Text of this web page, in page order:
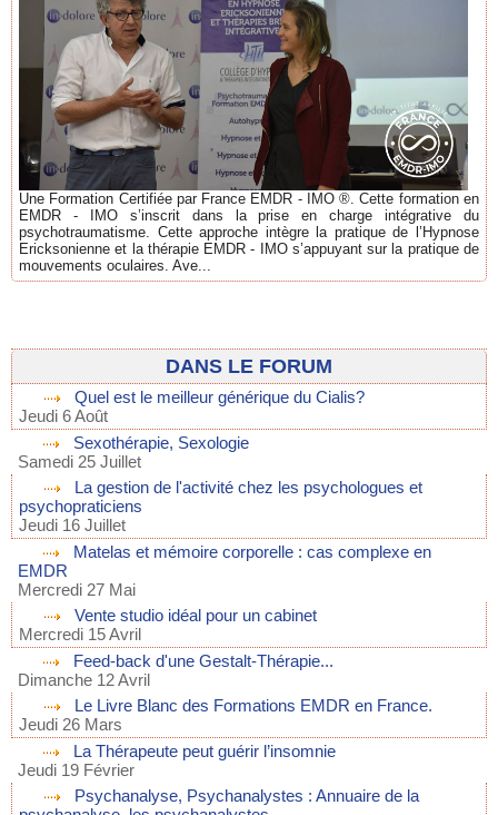
Une Formation Certifiée par France EMDR - IMO ®. Cette formation en
EMDR - IMO s’inscrit dans la prise en charge intégrative du
psychotraumatisme. Cette approche intègre la pratique de l’Hypnose
Ericksonienne et la thérapie EMDR - IMO s’appuyant sur la pratique de
mouvements oculaires. Ave...
DANS LE FORUM
Quel est le meilleur générique du Cialis?
Jeudi 6 Août
Sexothérapie, Sexologie
Samedi 25 Juillet
La gestion de l'activité chez les psychologues et
psychopraticiens
Jeudi 16 Juillet
Matelas et mémoire corporelle : cas complexe en
EMDR
Mercredi 27 Mai
Vente studio idéal pour un cabinet
Mercredi 15 Avril
Feed-back d'une Gestalt-Thérapie...
Dimanche 12 Avril
Le Livre Blanc des Formations EMDR en France.
Jeudi 26 Mars
La Thérapeute peut guérir l’insomnie
Jeudi 19 Février
Psychanalyse, Psychanalystes : Annuaire de la